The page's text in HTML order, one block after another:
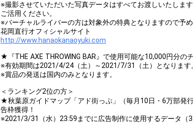
※撮影させていただいた写真データはすべてお渡しいたしま
ご活用ください。
※バーチャルライバーの方は対象外の特典となりますので予め
花岡直行オフィシャルサイト
http://www.hanaokanaoyuki.com
★『THE AXE THROWING BAR』で使用可能な10,000円分の
※有効期間は2021/4/24（土）～2021/7/31（土）となります
※賞品の発送は国内のみとなります。
＜ランキング2位の方＞
★秋葉原ガイドマップ「アド街っぷ」（毎月10日・6万部発
告枠獲得！
※2021/3/31（水）23:59までに広告制作に使用するデータ（